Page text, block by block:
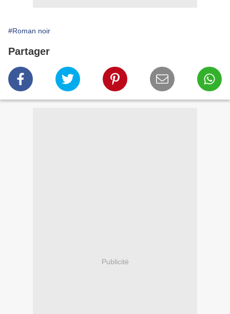
#Roman noir
Partager
Publicité